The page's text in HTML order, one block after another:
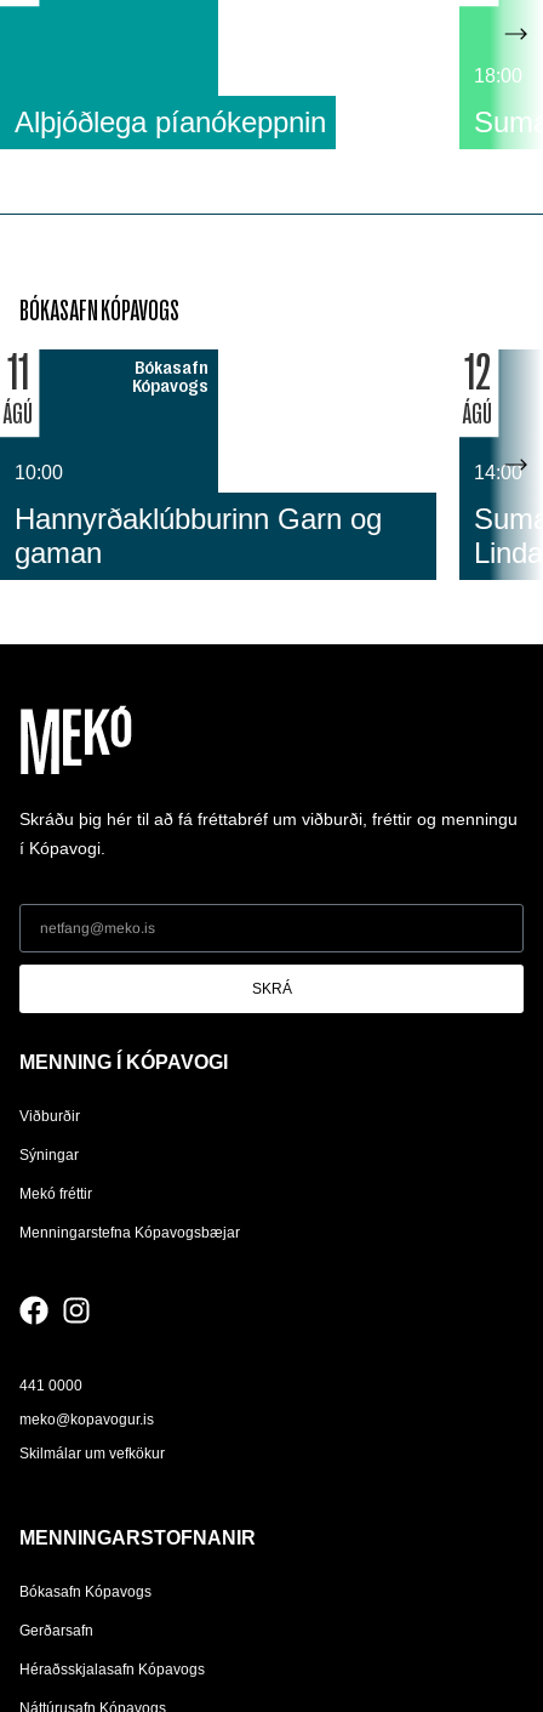
Alþjóðlega píanókeppnin
18:00
BÓKASAFN KÓPAVOGS
11
ÁGÚ
Bókasafn
Kópavogs
10:00
Hannyrðaklúbburinn Garn og
gaman
12
ÁGÚ
14:00
Skráðu þig hér til að fá fréttabréf um viðburði, fréttir og menningu
í Kópavogi.
SKRÁ
MENNING Í KÓPAVOGI
Viðburðir
Sýningar
Mekó fréttir
Menningarstefna Kópavogsbæjar
441 0000
meko@kopavogur.is
Skilmálar um vefkökur
MENNINGARSTOFNANIR
Bókasafn Kópavogs
Gerðarsafn
Héraðsskjalasafn Kópavogs